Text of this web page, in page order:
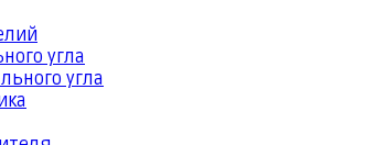
угла
угла